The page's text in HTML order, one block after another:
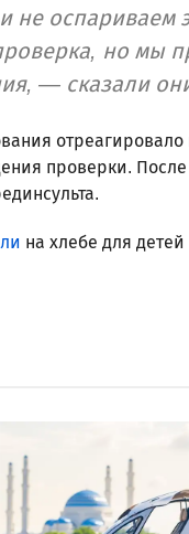
оспариваем
но мы
— сказали
проверки.
на хлебе для